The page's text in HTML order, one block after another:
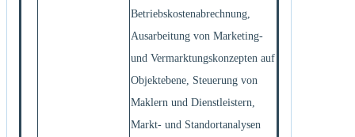
Betriebskostenabrechnung,
Ausarbeitung von Marketing-
und Vermarktungskonzepten auf
Objektebene, Steuerung von
Maklern und Dienstleistern,
Markt- und Standortanalysen